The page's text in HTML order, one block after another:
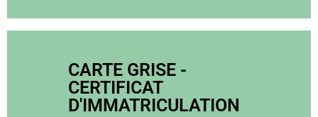
CARTE GRISE -
CERTIFICAT
D'IMMATRICULATION